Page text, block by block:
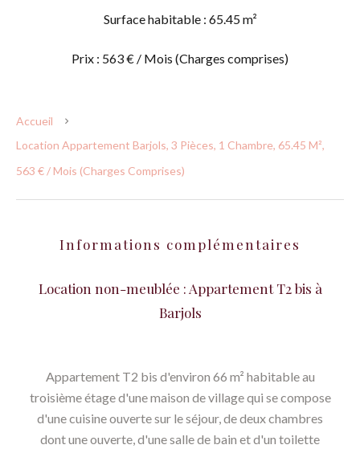
Surface habitable : 65.45 m²
Prix : 563 € / Mois (Charges comprises)
Accueil
Location Appartement Barjols, 3 Pièces, 1 Chambre, 65.45 M²,
563 € / Mois (Charges Comprises)
Informations complémentaires
Location non-meublée : Appartement T2 bis à
Barjols
Appartement T2 bis d'environ 66 m² habitable au
troisième étage d'une maison de village qui se compose
d'une cuisine ouverte sur le séjour, de deux chambres
dont une ouverte, d'une salle de bain et d'un toilette